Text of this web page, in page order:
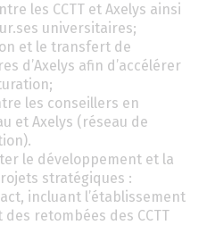
les CCTT et Axelys ainsi
universitaires;
et le transfert de
d’Axelys afin d’accélérer
les conseillers en
et Axelys (réseau de
le développement et la
stratégiques :
incluant l’établissement
des retombées des CCTT